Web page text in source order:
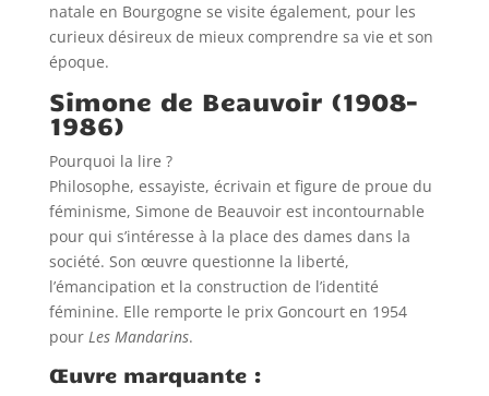
natale en Bourgogne se visite également, pour les
curieux désireux de mieux comprendre sa vie et son
époque.
Simone de Beauvoir (1908–
1986)
Pourquoi la lire ?
Philosophe, essayiste, écrivain et figure de proue du
féminisme, Simone de Beauvoir est incontournable
pour qui s’intéresse à la place des dames dans la
société. Son œuvre questionne la liberté,
l’émancipation et la construction de l’identité
féminine. Elle remporte le prix Goncourt en 1954
pour Les Mandarins.
Œuvre marquante :